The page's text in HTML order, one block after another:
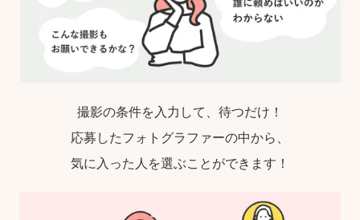
撮影の条件を入力して、待つだけ！
応募したフォトグラファーの中から、
気に入った人を選ぶことができます！